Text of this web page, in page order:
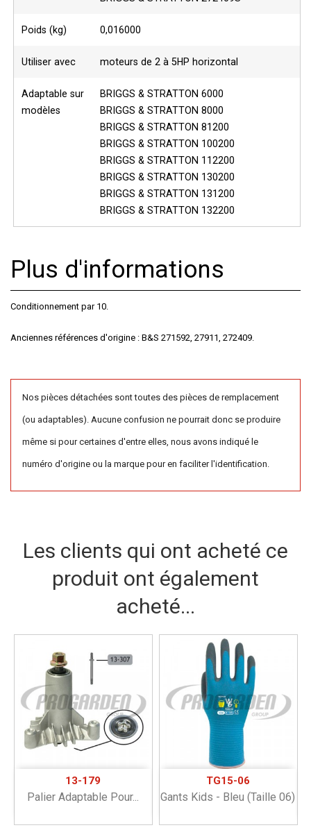
Poids (kg) 0,016000
Utiliser avec moteurs de 2 à 5HP horizontal
Adaptable sur
modèles
BRIGGS & STRATTON 6000
BRIGGS & STRATTON 8000
BRIGGS & STRATTON 81200
BRIGGS & STRATTON 100200
BRIGGS & STRATTON 112200
BRIGGS & STRATTON 130200
BRIGGS & STRATTON 131200
BRIGGS & STRATTON 132200
Plus d'informations
Conditionnement par 10.
Anciennes références d'origine : B&S 271592, 27911, 272409.
Nos pièces détachées sont toutes des pièces de remplacement
(ou adaptables). Aucune confusion ne pourrait donc se produire
même si pour certaines d'entre elles, nous avons indiqué le
numéro d'origine ou la marque pour en faciliter l'identification.
Les clients qui ont acheté ce
produit ont également
acheté...
13-179
Palier Adaptable Pour...
TG15-06
Gants Kids - Bleu (taille 06)